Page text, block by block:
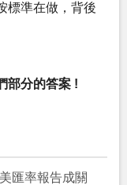
標準在做，背後
部分的答案 !
匯率報告成關